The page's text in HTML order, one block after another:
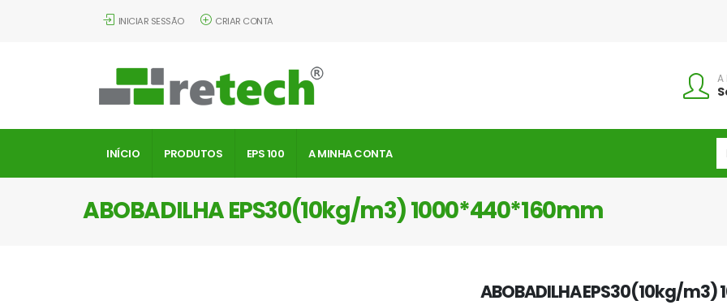
INICIAR SESSÃO CRIAR CONTA
A
INÍCIO PRODUTOS EPS 100 A MINHA CONTA
ABOBADILHA EPS30(10kg/m3) 1000*440*160mm
ABOBADILHA EPS30(10kg/